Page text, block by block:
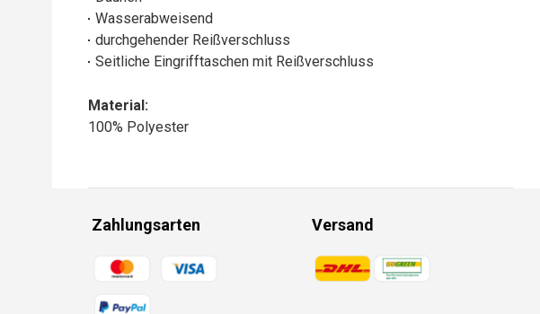
Wasserabweisend
durchgehender Reißverschluss
Seitliche Eingrifftaschen mit Reißverschluss
Material:
100% Polyester
Zahlungsarten
Zahlungsmethoden
Versand
Zahlungsmethoden